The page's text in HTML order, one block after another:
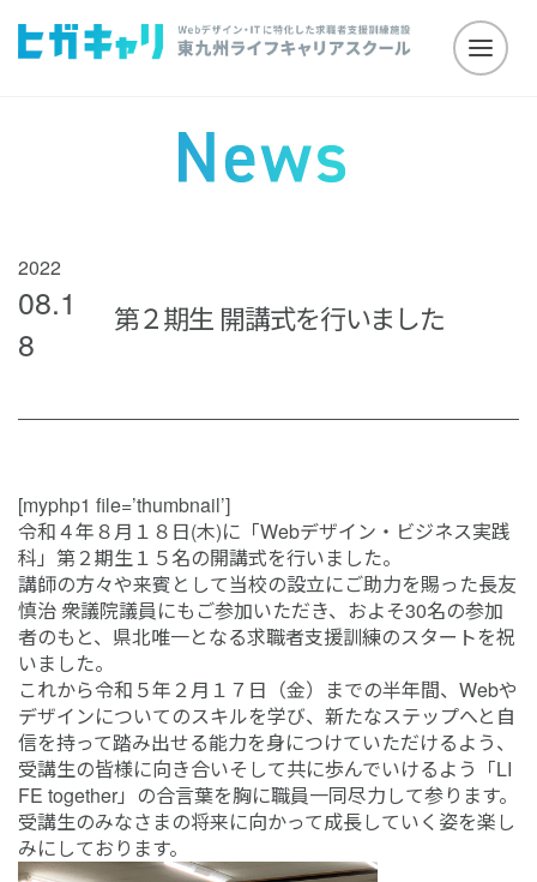
2022
08.1
8
第２期生 開講式を行いました
[myphp1 file=’thumbnail’]
令和４年８月１８日(木)に「Webデザイン・ビジネス実践
科」第２期生１５名の開講式を行いました。
講師の方々や来賓として当校の設立にご助力を賜った長友
慎治 衆議院議員にもご参加いただき、およそ30名の参加
者のもと、県北唯一となる求職者支援訓練のスタートを祝
いました。
これから令和５年２月１７日（金）までの半年間、Webや
デザインについてのスキルを学び、新たなステップへと自
信を持って踏み出せる能力を身につけていただけるよう、
受講生の皆様に向き合いそして共に歩んでいけるよう「LI
FE together」の合言葉を胸に職員一同尽力して参ります。
受講生のみなさまの将来に向かって成長していく姿を楽し
みにしております。